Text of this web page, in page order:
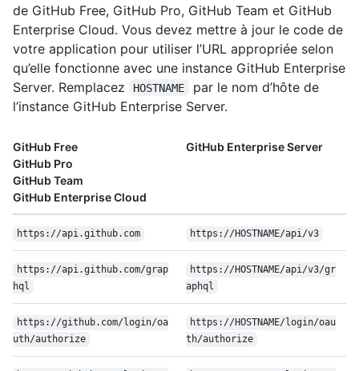
de GitHub Free, GitHub Pro, GitHub Team et GitHub
Enterprise Cloud. Vous devez mettre à jour le code de
votre application pour utiliser l’URL appropriée selon
qu’elle fonctionne avec une instance GitHub Enterprise
Server. Remplacez
HOSTNAME
par le nom d’hôte de
l’instance GitHub Enterprise Server.
GitHub Free
GitHub Pro
GitHub Team
GitHub Enterprise Cloud
GitHub Enterprise Server
https://api.github.com https://HOSTNAME/api/v3
https://api.github.com/grap
hql
https://HOSTNAME/api/v3/gr
aphql
https://github.com/login/oa
uth/authorize
https://HOSTNAME/login/oau
th/authorize